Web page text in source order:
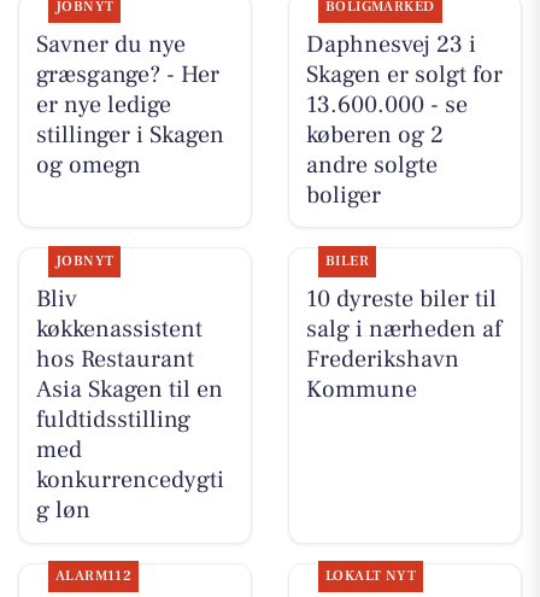
JOBNYT
Savner du nye
græsgange? - Her
er nye ledige
stillinger i Skagen
og omegn
BOLIGMARKED
Daphnesvej 23 i
Skagen er solgt for
13.600.000 - se
køberen og 2
andre solgte
boliger
JOBNYT
Bliv
køkkenassistent
hos Restaurant
Asia Skagen til en
fuldtidsstilling
med
konkurrencedygti
g løn
BILER
10 dyreste biler til
salg i nærheden af
Frederikshavn
Kommune
ALARM112 LOKALT NYT